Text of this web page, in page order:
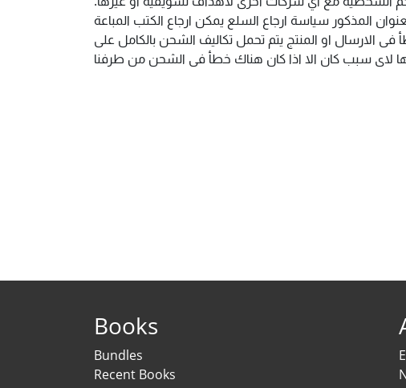
المذكور سياسة ارجاع السلع يمكن ارجاع الكتب المباعة
الارسال او المنتج يتم تحمل تكاليف الشحن بالكامل على
لاى سبب كان الا اذا كان هناك خطأ فى الشحن من طرفنا
Books
Bundles
Recent Books